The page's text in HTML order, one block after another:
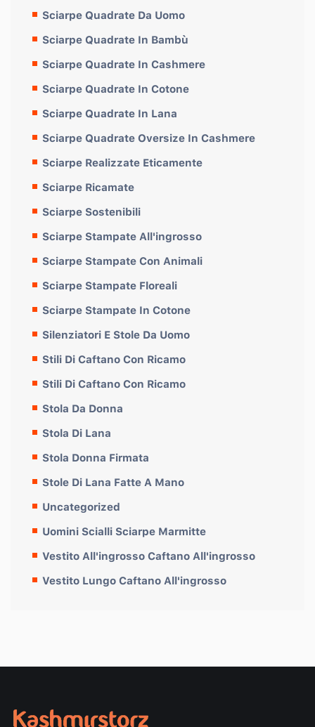
Sciarpe Quadrate Da Uomo
Sciarpe Quadrate In Bambù
Sciarpe Quadrate In Cashmere
Sciarpe Quadrate In Cotone
Sciarpe Quadrate In Lana
Sciarpe Quadrate Oversize In Cashmere
Sciarpe Realizzate Eticamente
Sciarpe Ricamate
Sciarpe Sostenibili
Sciarpe Stampate All'ingrosso
Sciarpe Stampate Con Animali
Sciarpe Stampate Floreali
Sciarpe Stampate In Cotone
Silenziatori E Stole Da Uomo
Stili Di Caftano Con Ricamo
Stili Di Caftano Con Ricamo
Stola Da Donna
Stola Di Lana
Stola Donna Firmata
Stole Di Lana Fatte A Mano
Uncategorized
Uomini Scialli Sciarpe Marmitte
Vestito All'ingrosso Caftano All'ingrosso
Vestito Lungo Caftano All'ingrosso